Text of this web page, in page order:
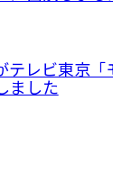
テレビ東京「
ました